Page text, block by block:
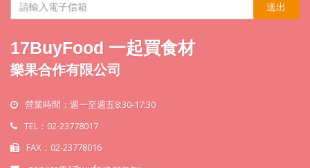
送出
17BuyFood 一起買食材
樂果合作有限公司
營業時間：週一至週五8:30-17:30
TEL：02-23778017
FAX：02-23778016